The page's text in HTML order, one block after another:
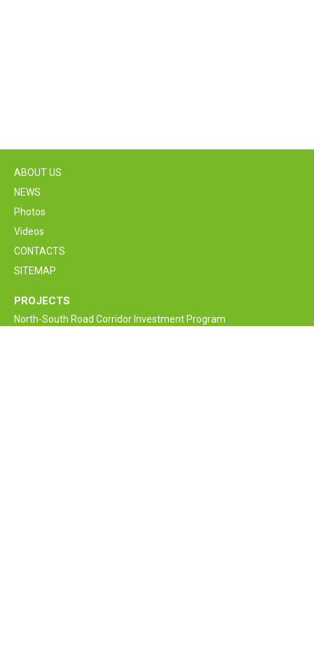
ABOUT US
NEWS
Photos
Videos
CONTACTS
SITEMAP
PROJECTS
North-South Road Corridor Investment Program